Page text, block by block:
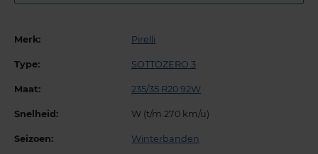
Merk: Pirelli
Type: SOTTOZERO 3
Maat: 235/35 R20 92W
Snelheid: W (t/m 270 km/u)
Seizoen: Winterbanden